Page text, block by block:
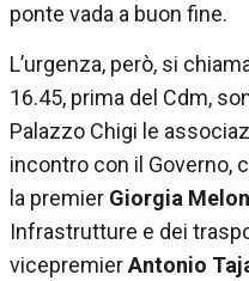
ponte vada a buon fine.
L’urgenza, però, si
16.45, prima del Cdm,
Palazzo Chigi le
incontro con il Governo,
la premier Giorgia
Infrastrutture e dei
vicepremierAntonio